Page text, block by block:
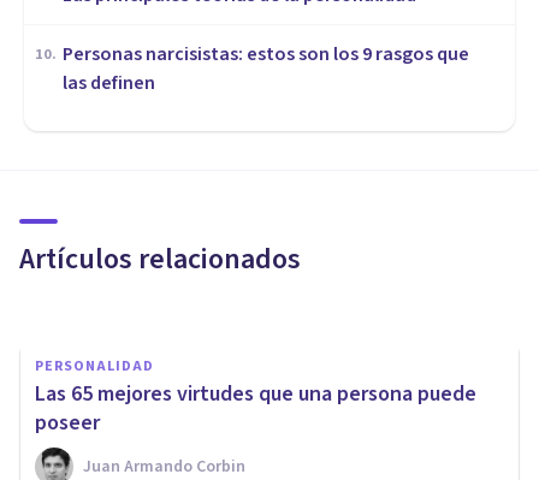
10. Personas narcisistas: estos son los 9 rasgos que
las definen
Artículos relacionados
personas positivas
PERSONALIDAD
Las 65 mejores virtudes que una persona puede
poseer
Juan Armando Corbin